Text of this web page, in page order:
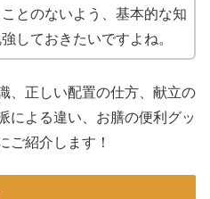
とのないよう、基本的な知
しておきたいですよね。
、正しい配置の仕方、献立の
による違い、お膳の便利グッ
ご紹介します！